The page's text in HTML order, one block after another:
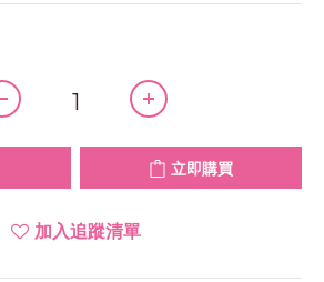
立即購買
加入追蹤清單